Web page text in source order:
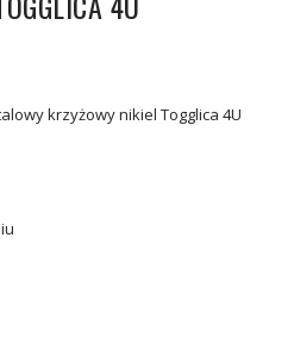
krzyżowy nikiel Togglica 4U